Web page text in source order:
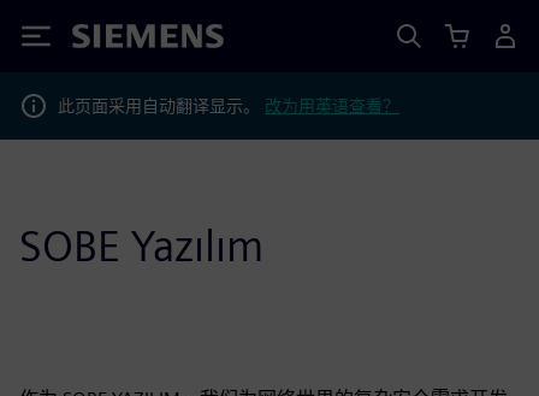
Siemens
此页面采用自动翻译显示。 改为用英语查看？
SOBE Yazılım